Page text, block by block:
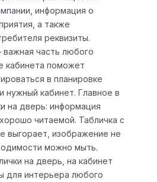
информация о
а также
реквизиты.
важная часть любого
кабинета поможет
в планировке
нужный кабинет. Главное в
на дверь: информация
читаемой. Табличка с
выгорает, изображение не
можно мыть.
на дверь, на кабинет
для интерьера любого